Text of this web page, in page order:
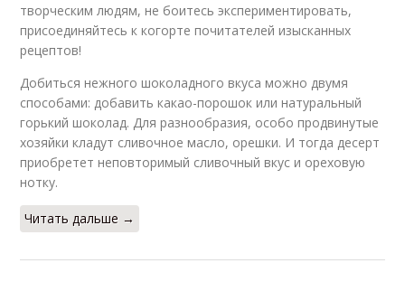
творческим людям, не боитесь экспериментировать,
присоединяйтесь к когорте почитателей изысканных
рецептов!
Добиться нежного шоколадного вкуса можно двумя
способами: добавить какао-порошок или натуральный
горький шоколад. Для разнообразия, особо продвинутые
хозяйки кладут сливочное масло, орешки. И тогда десерт
приобретет неповторимый сливочный вкус и ореховую
нотку.
Читать дальше →